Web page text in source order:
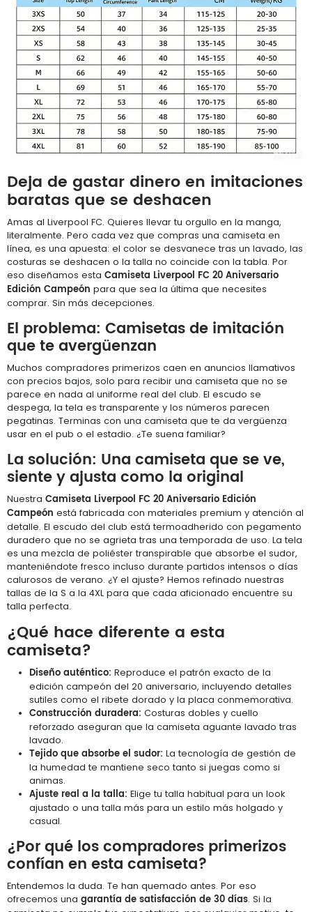
Deja de gastar dinero en imitaciones
baratas que se deshacen
Amas al Liverpool FC. Quieres llevar tu orgullo en la manga,
literalmente. Pero cada vez que compras una camiseta en
línea, es una apuesta: el color se desvanece tras un lavado, las
costuras se deshacen o la talla no coincide con la tabla. Por
eso diseñamos esta Camiseta Liverpool FC 20 Aniversario
Edición Campeón para que sea la última que necesites
comprar. Sin más decepciones.
El problema: Camisetas de imitación
que te avergüenzan
Muchos compradores primerizos caen en anuncios llamativos
con precios bajos, solo para recibir una camiseta que no se
parece en nada al uniforme real del club. El escudo se
despega, la tela es transparente y los números parecen
pegatinas. Terminas con una camiseta que te da vergüenza
usar en el pub o el estadio. ¿Te suena familiar?
La solución: Una camiseta que se ve,
siente y ajusta como la original
Nuestra Camiseta Liverpool FC 20 Aniversario Edición
Campeón está fabricada con materiales premium y atención al
detalle. El escudo del club está termoadherido con pegamento
duradero que no se agrieta tras una temporada de uso. La tela
es una mezcla de poliéster transpirable que absorbe el sudor,
manteniéndote fresco incluso durante partidos intensos o días
calurosos de verano. ¿Y el ajuste? Hemos refinado nuestras
tallas de la S a la 4XL para que cada aficionado encuentre su
talla perfecta.
¿Qué hace diferente a esta
camiseta?
Diseño auténtico: Reproduce el patrón exacto de la
edición campeón del 20 aniversario, incluyendo detalles
sutiles como el ribete dorado y la placa conmemorativa.
Construcción duradera: Costuras dobles y cuello
reforzado aseguran que la camiseta aguante lavado tras
lavado.
Tejido que absorbe el sudor: La tecnología de gestión de
la humedad te mantiene seco tanto si juegas como si
animas.
Ajuste real a la talla: Elige tu talla habitual para un look
ajustado o una talla más para un estilo más holgado y
casual.
¿Por qué los compradores primerizos
confían en esta camiseta?
Entendemos la duda. Te han quemado antes. Por eso
ofrecemos una garantía de satisfacción de 30 días. Si la